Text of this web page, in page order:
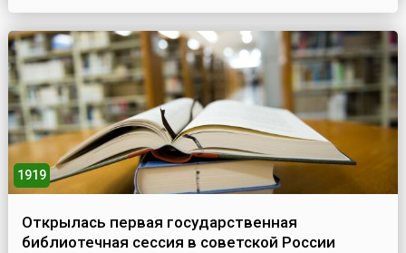
задач социалистического государства.Проект
рассмотрение ВЦИК. Для редактирования текста
первон...
1919
Открылась первая государственная
библиотечная сессия в советской России